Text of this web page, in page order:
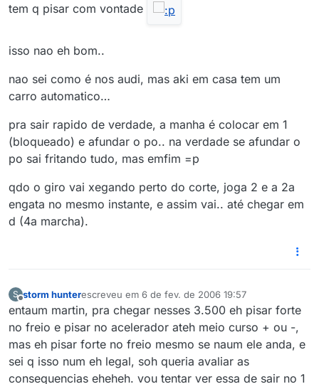
tem q pisar com vontade
isso nao eh bom..
nao sei como é nos audi, mas aki em casa tem um
carro automatico…
pra sair rapido de verdade, a manha é colocar em 1
(bloqueado) e afundar o po.. na verdade se afundar o
po sai fritando tudo, mas emfim =p
qdo o giro vai xegando perto do corte, joga 2 e a 2a
engata no mesmo instante, e assim vai.. até chegar em
d (4a marcha).
S
Offline
storm hunterescreveu em 6 de fev. de 2006 19:57
última edição por
entaum martin, pra chegar nesses 3.500 eh pisar forte
no freio e pisar no acelerador ateh meio curso + ou -,
mas eh pisar forte no freio mesmo se naum ele anda, e
sei q isso num eh legal, soh queria avaliar as
consequencias eheheh. vou tentar ver essa de sair no 1